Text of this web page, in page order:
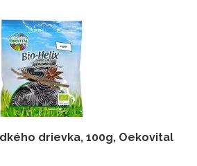
drievka, 100g, Oekovital